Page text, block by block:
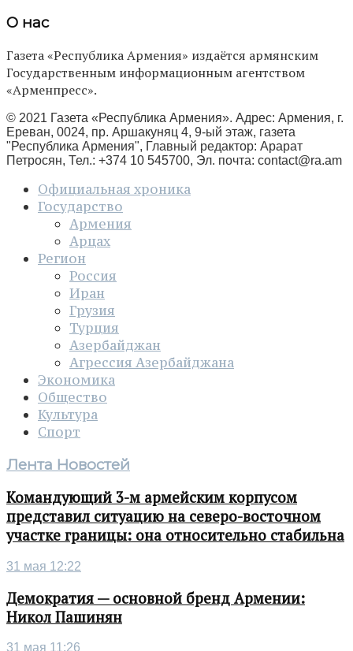
О нас
Газета «Республика Армения» издаётся армянским
Государственным информационным агентством
«Арменпресс».
© 2021 Газета «Республика Армения». Адрес: Армения, г.
Ереван, 0024, пр. Аршакуняц 4, 9-ый этаж, газета
"Республика Армения", Главный редактор: Арарат
Петросян, Тел.: +374 10 545700, Эл. почта: contact@ra.am
Официальная хроника
Государство
Армения
Арцах
Регион
Россия
Иран
Грузия
Турция
Азербайджан
Агрессия Азербайджана
Экономика
Общество
Культура
Спорт
Лента Новостей
Командующий 3-м армейским корпусом
представил ситуацию на северо-восточном
участке границы: она относительно стабильна
31 мая 12:22
Демократия — основной бренд Армении:
Никол Пашинян
31 мая 11:26